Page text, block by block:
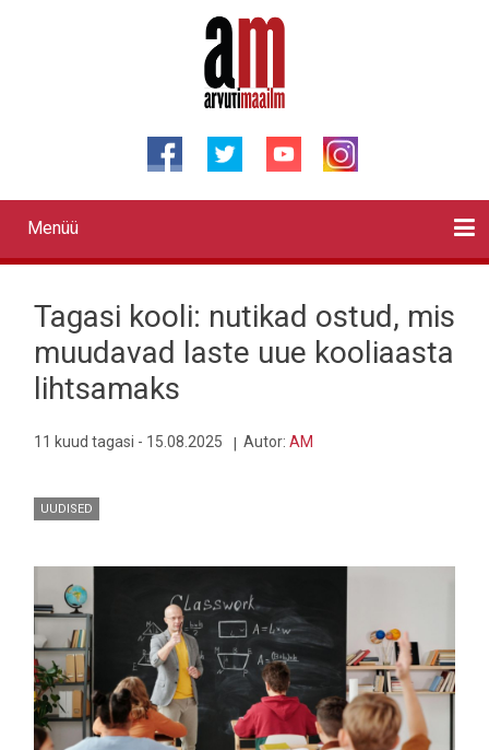
Primary
links
Menüü
Tagasi kooli: nutikad ostud, mis
muudavad laste uue kooliaasta
lihtsamaks
11 kuud tagasi - 15.08.2025 Autor: AM
UUDISED